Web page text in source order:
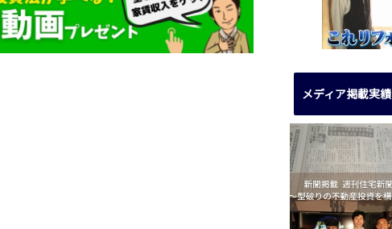
メディア掲載実績